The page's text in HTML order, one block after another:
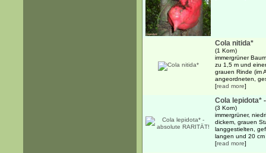
Cola nitida*
(1 Korn)
immergrüner
zu 1,5 m und
grauen Rinde (im
angeordneten,
[read more]
Cola lepidota*
(3 Korn)
immergrüner,
dickem, grauen
langgestielten,
langen und 20
[read more]